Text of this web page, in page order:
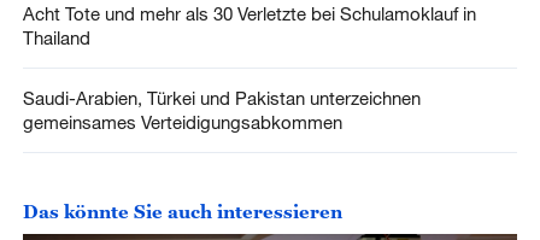
Acht Tote und mehr als 30 Verletzte bei Schulamoklauf in
Thailand
Saudi-Arabien, Türkei und Pakistan unterzeichnen
gemeinsames Verteidigungsabkommen
Das könnte Sie auch interessieren